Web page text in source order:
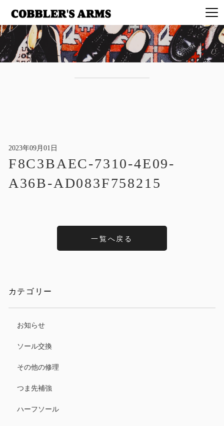
2023年09月01日
F8C3BAEC-7310-4E09-
A36B-AD083F758215
一覧へ戻る
カテゴリー
お知らせ
ソール交換
その他の修理
つま先補強
ハーフソール